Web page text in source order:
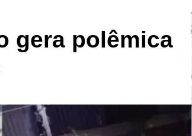
gera polêmica